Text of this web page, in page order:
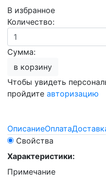
В избранное
Количество:
Сумма:
в корзину
Чтобы увидеть
пройдите авторизацию
ОписаниеОплата
Свойства
Характеристики:
Примечание